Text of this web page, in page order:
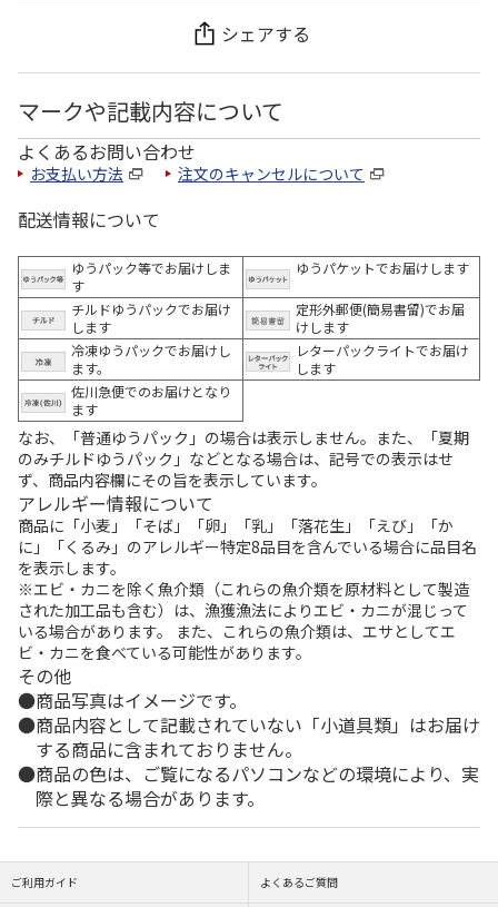
シェアする
マークや記載内容について
よくあるお問い合わせ
お支払い方法 注文のキャンセルについて
配送情報について
ゆうパック等でお届けしま
す
ゆうパケットでお届けします
チルドゆうパックでお届け
します
定形外郵便(簡易書留)でお届
けします
冷凍ゆうパックでお届けし
ます。
レターパックライトでお届け
します
佐川急便でのお届けとなり
ます
なお、「普通ゆうパック」の場合は表示しません。また、「夏期
のみチルドゆうパック」などとなる場合は、記号での表示はせ
ず、商品内容欄にその旨を表示しています。
アレルギー情報について
商品に「小麦」「そば」「卵」「乳」「落花生」「えび」「か
に」「くるみ」のアレルギー特定8品目を含んでいる場合に品目名
を表示します。
※エビ・カニを除く魚介類（これらの魚介類を原材料として製造
された加工品も含む）は、漁獲漁法によりエビ・カニが混じって
いる場合があります。 また、これらの魚介類は、エサとしてエ
ビ・カニを食べている可能性があります。
その他
商品写真はイメージです。
商品内容として記載されていない「小道具類」はお届け
する商品に含まれておりません。
商品の色は、ご覧になるパソコンなどの環境により、実
際と異なる場合があります。
ご利用ガイド よくあるご質問